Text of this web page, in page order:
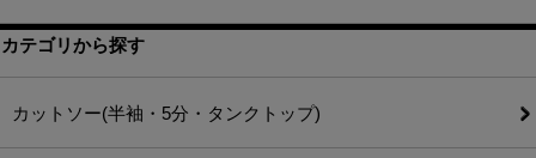
カテゴリから探す
カットソー(半袖・5分・タンクトップ)